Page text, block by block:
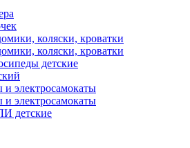
коляски, кроватки
коляски, кроватки
детские
и электросамокаты
и электросамокаты
детские